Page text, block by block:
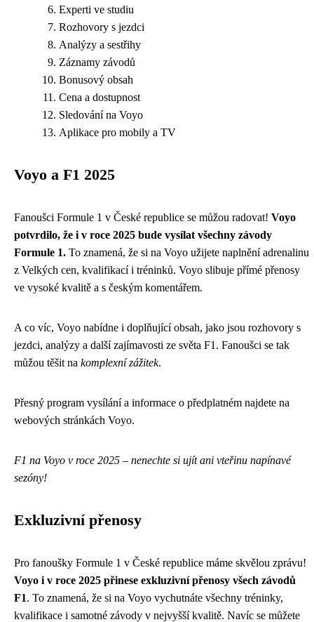
Experti ve studiu
Rozhovory s jezdci
Analýzy a sestřihy
Záznamy závodů
Bonusový obsah
Cena a dostupnost
Sledování na Voyo
Aplikace pro mobily a TV
Voyo a F1 2025
Fanoušci Formule 1 v České republice se můžou radovat! Voyo
potvrdilo, že i v roce 2025 bude vysílat všechny závody
Formule 1. To znamená, že si na Voyo užijete naplnění adrenalinu
z Velkých cen, kvalifikací i tréninků. Voyo slibuje přímé přenosy
ve vysoké kvalitě a s českým komentářem.
A co víc, Voyo nabídne i doplňující obsah, jako jsou rozhovory s
jezdci, analýzy a další zajímavosti ze světa F1. Fanoušci se tak
můžou těšit na komplexní zážitek.
Přesný program vysílání a informace o předplatném najdete na
webových stránkách Voyo.
F1 na Voyo v roce 2025 – nenechte si ujít ani vteřinu napínavé
sezóny!
Exkluzivní přenosy
Pro fanoušky Formule 1 v České republice máme skvělou zprávu!
Voyo i v roce 2025 přinese exkluzivní přenosy všech závodů
F1. To znamená, že si na Voyo vychutnáte všechny tréninky,
kvalifikace i samotné závody v nejvyšší kvalitě. Navíc se můžete